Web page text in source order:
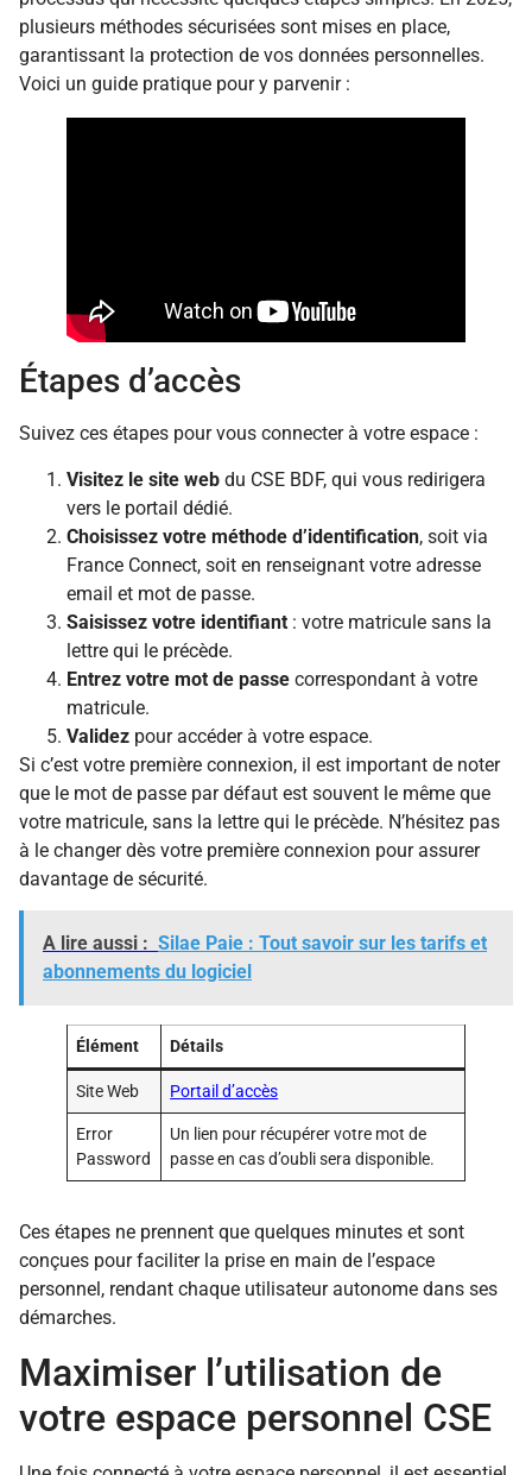
plusieurs méthodes sécurisées sont mises en place,
garantissant la protection de vos données personnelles.
Voici un guide pratique pour y parvenir :
Étapes d’accès
Suivez ces étapes pour vous connecter à votre espace :
Visitez le site web du CSE BDF, qui vous redirigera
vers le portail dédié.
Choisissez votre méthode d’identification, soit via
France Connect, soit en renseignant votre adresse
email et mot de passe.
Saisissez votre identifiant : votre matricule sans la
lettre qui le précède.
Entrez votre mot de passe correspondant à votre
matricule.
Validez pour accéder à votre espace.
Si c’est votre première connexion, il est important de noter
que le mot de passe par défaut est souvent le même que
votre matricule, sans la lettre qui le précède. N’hésitez pas
à le changer dès votre première connexion pour assurer
davantage de sécurité.
A lire aussi : Silae Paie : Tout savoir sur les tarifs et
abonnements du logiciel
Élément Détails
Site Web Portail d’accès
Error
Password
Un lien pour récupérer votre mot de
passe en cas d’oubli sera disponible.
Ces étapes ne prennent que quelques minutes et sont
conçues pour faciliter la prise en main de l’espace
personnel, rendant chaque utilisateur autonome dans ses
démarches.
Maximiser l’utilisation de
votre espace personnel CSE